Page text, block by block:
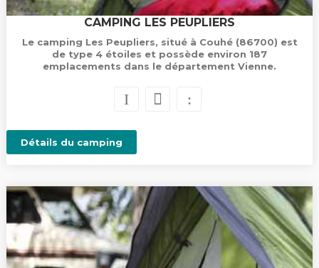
CAMPING LES PEUPLIERS
Le camping Les Peupliers, situé à Couhé (86700) est
de type 4 étoiles et possède environ 187
emplacements dans le département Vienne.
Détails du camping